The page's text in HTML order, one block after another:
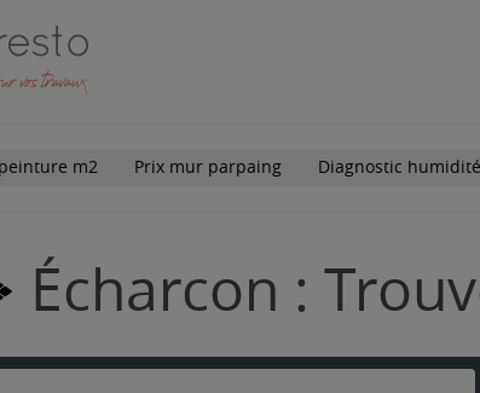
m2 Prix mur parpaing Diagnostic humidité
Écharcon :